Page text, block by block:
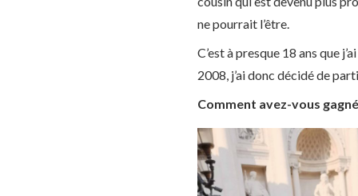
ne pourrait l’être.
C’est à presque 18 ans que
2008, j’ai donc décidé de
Comment avez-vous